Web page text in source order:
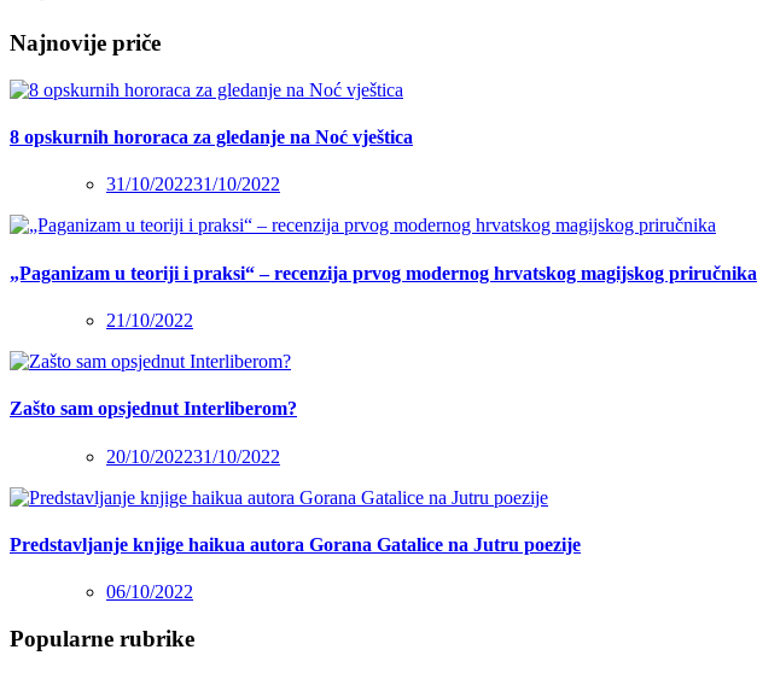
Najnovije priče
8 opskurnih hororaca za gledanje na Noć vještica
31/10/202231/10/2022
„Paganizam u teoriji i praksi“ – recenzija prvog modernog hrvatskog magijskog priručnika
21/10/2022
Zašto sam opsjednut Interliberom?
20/10/202231/10/2022
Predstavljanje knjige haikua autora Gorana Gatalice na Jutru poezije
06/10/2022
Popularne rubrike